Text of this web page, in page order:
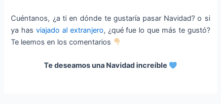
Cuéntanos, ¿a ti en dónde te gustaría pasar Navidad? o si
ya hasviajado al extranjero, ¿qué fue lo que más te gustó?
Te leemos en los comentarios
Te deseamos una Navidad increíble